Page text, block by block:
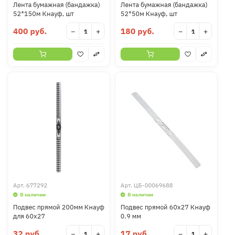
Лента бумажная (бандажка)
52*150м Кнауф, шт
400 руб. − +
Лента бумажная (бандажка)
52*50м Кнауф, шт
180 руб. − +
Арт. 677292
В наличии
Подвес прямой 200мм Кнауф
для 60х27
Арт. ЦБ-00069688
В наличии
Подвес прямой 60х27 Кнауф
0.9 мм